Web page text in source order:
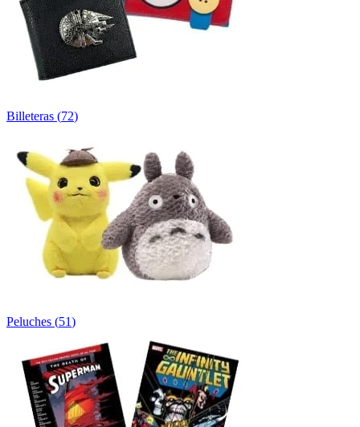
Billeteras (72)
Peluches (51)